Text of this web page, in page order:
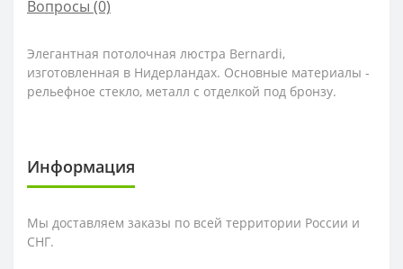
Вопросы (0)
Элегантная потолочная люстра Bernardi,
изготовленная в Нидерландах. Основные материалы -
рельефное стекло, металл с отделкой под бронзу.
Информация
Мы доставляем заказы по всей территории России и
СНГ.